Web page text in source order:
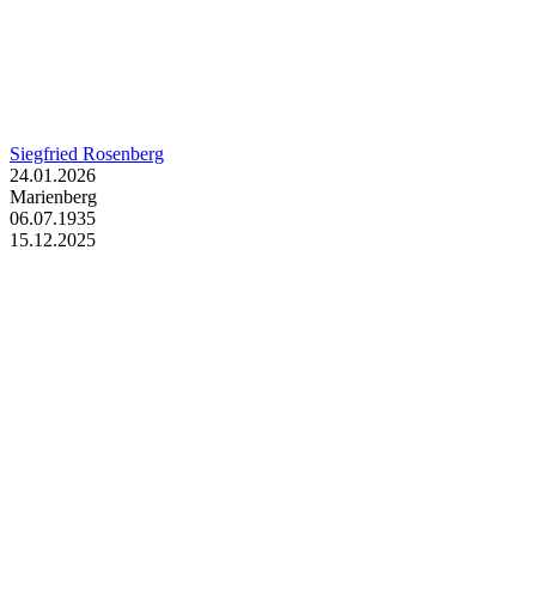
Siegfried Rosenberg
24.01.2026
Marienberg
06.07.1935
15.12.2025